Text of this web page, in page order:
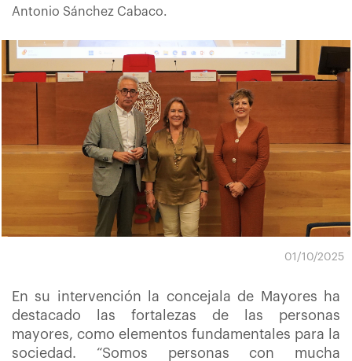
Antonio Sánchez Cabaco.
01/10/2025
En su intervención la concejala de Mayores ha
destacado las fortalezas de las personas
mayores, como elementos fundamentales para la
sociedad. “Somos personas con mucha